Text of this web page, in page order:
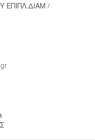
EΠIΠΛ.ΔIAM /